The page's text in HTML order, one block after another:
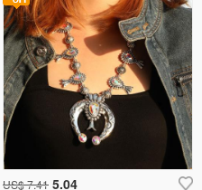
US$ 7.41 5.04